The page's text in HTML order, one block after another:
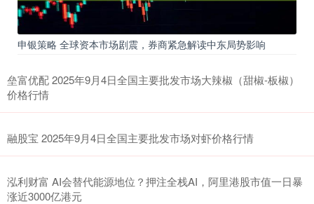
申银策略 全球资本市场剧震，券商紧急解读中东局势影响
垒富优配 2025年9月4日全国主要批发市场大辣椒（甜椒-板椒）
价格行情
融股宝 2025年9月4日全国主要批发市场对虾价格行情
泓利财富 AI会替代能源地位？押注全栈AI，阿里港股市值一日暴
涨近3000亿港元